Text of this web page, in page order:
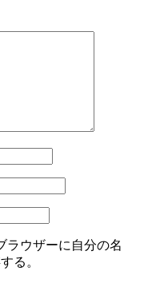
ラウザーに自分の名
る。